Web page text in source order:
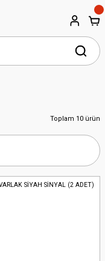
Toplam 10 ürün